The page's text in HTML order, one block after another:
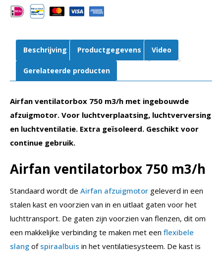
750
aantal
Beschrijving Productgegevens Video
Gerelateerde producten
Airfan ventilatorbox 750 m3/h met ingebouwde
afzuigmotor. Voor luchtverplaatsing, luchtverversing
en luchtventilatie. Extra geïsoleerd. Geschikt voor
continue gebruik.
Airfan ventilatorbox 750 m3/h
Standaard wordt de Airfan afzuigmotor geleverd in een
stalen kast en voorzien van in en uitlaat gaten voor het
luchttransport. De gaten zijn voorzien van flenzen, dit om
een makkelijke verbinding te maken met een flexibele
slang of spiraalbuis in het ventilatiesysteem. De kast is